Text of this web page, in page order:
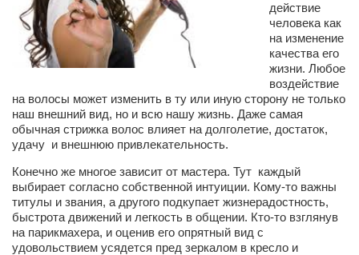
Тамара Кубракова
Елена Мельник
Вера Паненко
Сергей Шепилов
Актёры
Валентин Бурый
Артём Мяус
Александра Сокол
Барды
действие
человека как
на изменение
качества его
жизни. Любое
воздействие
на волосы может изменить в ту или иную сторону не только
наш внешний вид, но и всю нашу жизнь. Даже самая
обычная стрижка волос влияет на долголетие, достаток,
удачу и внешнюю привлекательность.
Конечно же многое зависит от мастера. Тут каждый
выбирает согласно собственной интуиции. Кому-то важны
титулы и звания, а другого подкупает жизнерадостность,
быстрота движений и легкость в общении. Кто-то взглянув
на парикмахера, и оценив его опрятный вид с
удовольствием усядется пред зеркалом в кресло и